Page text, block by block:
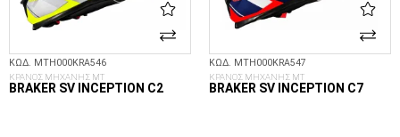
ΚΩΔ. MTH000KRA546
ΚΡΑΝΟΣ ΜΗΧΑΝΗΣ MT
BRAKER SV INCEPTION C2
ΚΩΔ. MTH000KRA547
ΚΡΑΝΟΣ ΜΗΧΑΝΗΣ MT
BRAKER SV INCEPTION C7